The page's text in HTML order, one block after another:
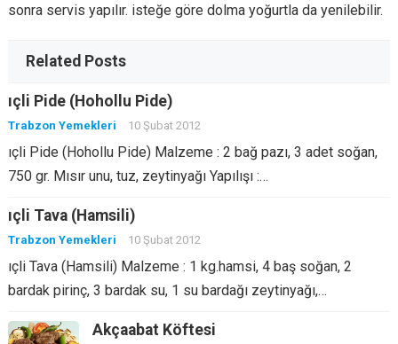
sonra servis yapılır. isteğe göre dolma yoğurtla da yenilebilir.
Related Posts
ıçli Pide (Hohollu Pide)
Trabzon Yemekleri 10 Şubat 2012
ıçli Pide (Hohollu Pide) Malzeme : 2 bağ pazı, 3 adet soğan,
750 gr. Mısır unu, tuz, zeytinyağı Yapılışı :…
ıçli Tava (Hamsili)
Trabzon Yemekleri 10 Şubat 2012
ıçli Tava (Hamsili) Malzeme : 1 kg.hamsi, 4 baş soğan, 2
bardak pirinç, 3 bardak su, 1 su bardağı zeytinyağı,…
Akçaabat Köftesi